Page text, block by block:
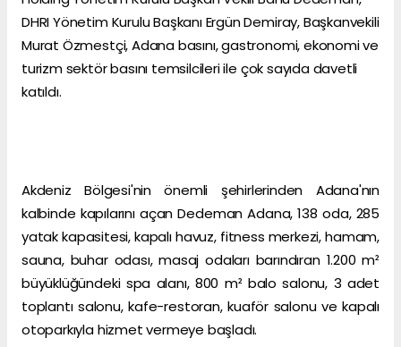
DHRI Yönetim Kurulu Başkanı Ergün Demiray, Başkanvekili
Murat Özmestçi, Adana basını, gastronomi, ekonomi ve
turizm sektör basını temsilcileri ile çok sayıda davetli
katıldı.
Akdeniz Bölgesi'nin önemli şehirlerinden Adana'nın
kalbinde kapılarını açan Dedeman Adana, 138 oda, 285
yatak kapasitesi, kapalı havuz, fitness merkezi, hamam,
sauna, buhar odası, masaj odaları barındıran 1.200 m²
büyüklüğündeki spa alanı, 800 m² balo salonu, 3 adet
toplantı salonu, kafe-restoran, kuaför salonu ve kapalı
otoparkıyla hizmet vermeye başladı.